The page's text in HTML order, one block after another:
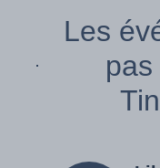
Les